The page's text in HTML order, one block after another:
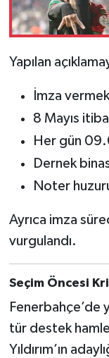
Yapılan
İmza
8 Mayıs
Her gün
Dernek
Noter
Ayrıca imza
vurgulandı.
Seçim Öncesi
Fenerbahçe’de
tür destek
Yıldırım’ın
Hentbol
At Yarışı
Boks
Güreş
Motor
Diğer Spor
Futbolcular